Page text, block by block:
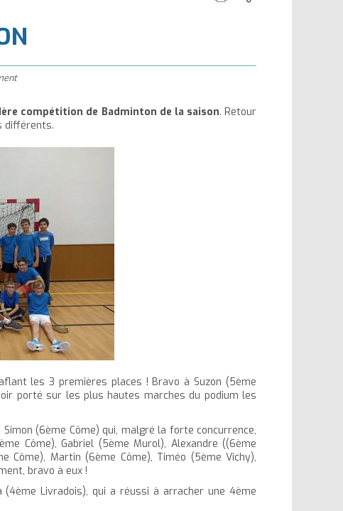
textetexte
compétition de Badminton de la saison. Retour
différents.
les 3 premières places ! Bravo à Suzon (5ème
porté sur les plus hautes marches du podium les
(6ème Côme) qui, malgré la forte concurrence,
Côme), Gabriel (5ème Murol), Alexandre ((6ème
Côme), Martin (6ème Côme), Timéo (5ème Vichy),
bravo à eux !
(4ème Livradois), qui a réussi à arracher une 4ème